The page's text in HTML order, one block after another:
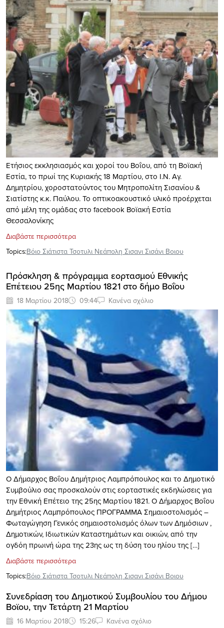
Ετήσιος εκκλησιασμός και χοροί του Βοΐου, από τη Βοϊακή
Εστία, το πρωί της Κυριακής 18 Μαρτίου, στο Ι.Ν. Αγ.
Δημητρίου, χοροστατούντος του Μητροπολίτη Σισανίου &
Σιατίστης κ.κ. Παύλου. Το οπτικοακουστικό υλικό προέρχεται
από μέλη της ομάδας στο facebook Βοϊακή Εστία
Θεσσαλονίκης
Διαβάστε περισσότερα
Topics:Βόιο Σιάτιστα Τσοτυλι Νεάπολη Σισανι Σισάνι Βοιου
Πρόσκληση & πρόγραμμα εορτασμού Εθνικής
Επέτειου 25ης Μαρτίου 1821 στο δήμο Βοΐου
18 Μαρτίου 2018 09:44 Κανένα σχόλιο
Ο Δήμαρχος Βοΐου Δημήτριος Λαμπρόπουλος και το Δημοτικό
Συμβούλιο σας προσκαλούν στις εορταστικές εκδηλώσεις για
την Εθνική Επέτειο της 25ης Μαρτίου 1821. Ο Δήμαρχος Βοΐου
Δημήτριος Λαμπρόπουλος ΠΡΟΓΡΑΜΜΑ Σημαιοστολισμός –
Φωταγώγηση Γενικός σημαιοστολισμός όλων των Δημόσιων ,
Δημοτικών, Ιδιωτικών Καταστημάτων και οικιών, από την
ογδόη πρωινή ώρα της 23ης ως τη δύση του ηλίου της […]
Διαβάστε περισσότερα
Topics:Βόιο Σιάτιστα Τσοτυλι Νεάπολη Σισανι Σισάνι Βοιου
Συνεδρίαση του Δημοτικού Συμβουλίου του Δήμου
Βοϊου, την Τετάρτη 21 Μαρτίου
16 Μαρτίου 2018 15:26 Κανένα σχόλιο